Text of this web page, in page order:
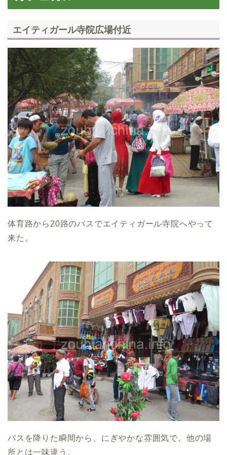
エイティガール寺院広場付近
体育路から20路のバスでエイティガール寺院へやって
来た。
バスを降りた瞬間から、にぎやかな雰囲気で、他の場
所とは一味違う。